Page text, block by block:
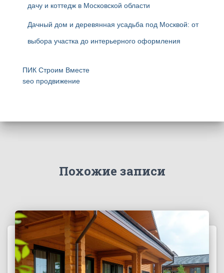
дачу и коттедж в Московской области
Дачный дом и деревянная усадьба под Москвой: от
выбора участка до интерьерного оформления
ПИК Строим Вместе
seo продвижение
Похожие записи